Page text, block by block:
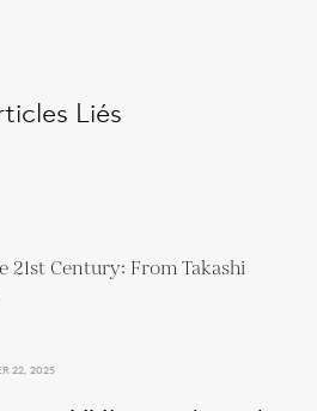
Liés
22, 2025